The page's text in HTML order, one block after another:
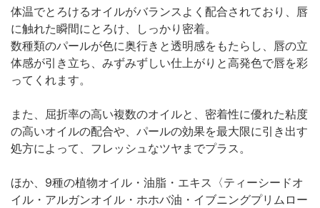
体温でとろけるオイルがバランスよく配合されており、唇
に触れた瞬間にとろけ、しっかり密着。
数種類のパールが色に奥行きと透明感をもたらし、唇の立
体感が引き立ち、みずみずしい仕上がりと高発色で唇を彩
ってくれます。
また、屈折率の高い複数のオイルと、密着性に優れた粘度
の高いオイルの配合や、パールの効果を最大限に引き出す
処方によって、フレッシュなツヤまでプラス。
ほか、9種の植物オイル・油脂・エキス〈ティーシードオ
イル・アルガンオイル・ホホバ油・イブニングプリムロー